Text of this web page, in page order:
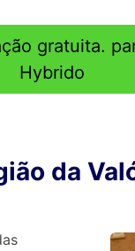
gratuita.
Hybrido
da